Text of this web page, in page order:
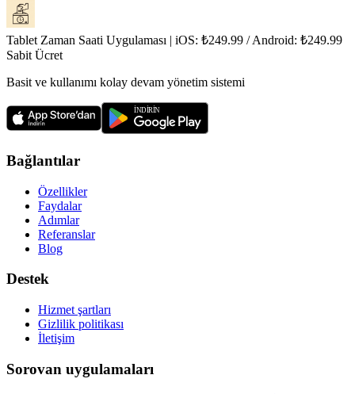
Tablet Zaman Saati Uygulaması | iOS: ₺249.99 / Android: ₺249.99
Sabit Ücret
Basit ve kullanımı kolay devam yönetim sistemi
Bağlantılar
Özellikler
Faydalar
Adımlar
Referanslar
Blog
Destek
Hizmet şartları
Gizlilik politikası
İletişim
Sorovan uygulamaları